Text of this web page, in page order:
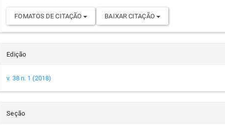
FOMATOS DE CITAÇÃO BAIXAR CITAÇÃO
Edição
v. 38 n. 1 (2018)
Seção